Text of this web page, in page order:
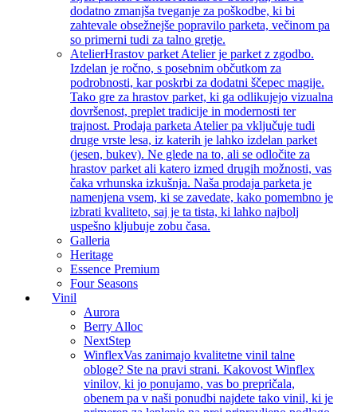
dodatno zmanjša tveganje za poškodbe, ki bi
zahtevale obsežnejše popravilo parketa, večinom pa
so primerni tudi za talno gretje.
AtelierHrastov parket Atelier je parket z zgodbo.
Izdelan je ročno, s posebnim občutkom za
podrobnosti, kar poskrbi za dodatni ščepec magije.
Tako gre za hrastov parket, ki ga odlikujejo vizualna
dovršenost, preplet tradicije in modernosti ter
trajnost. Prodaja parketa Atelier pa vključuje tudi
druge vrste lesa, iz katerih je lahko izdelan parket
(jesen, bukev). Ne glede na to, ali se odločite za
hrastov parket ali katero izmed drugih možnosti, vas
čaka vrhunska izkušnja. Naša prodaja parketa je
namenjena vsem, ki se zavedate, kako pomembno je
izbrati kvaliteto, saj je ta tista, ki lahko najbolj
uspešno kljubuje zobu časa.
Galleria
Heritage
Essence Premium
Four Seasons
Vinil
Aurora
Berry Alloc
NextStep
WinflexVas zanimajo kvalitetne vinil talne
obloge? Ste na pravi strani. Kakovost Winflex
vinilov, ki jo ponujamo, vas bo prepričala,
obenem pa v naši ponudbi najdete tako vinil, ki je